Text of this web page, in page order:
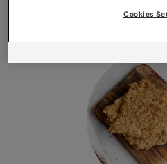
Cookies